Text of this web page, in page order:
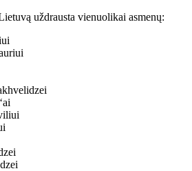
uždrausta vienuolikai asmenų: